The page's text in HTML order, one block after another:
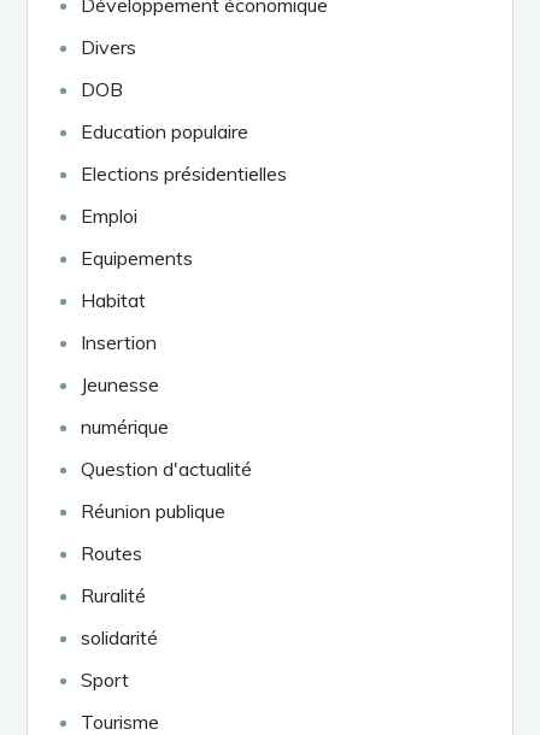
Divers
DOB
Education populaire
Elections présidentielles
Emploi
Equipements
Habitat
Insertion
Jeunesse
numérique
Question d'actualité
Réunion publique
Routes
Ruralité
solidarité
Sport
Tourisme